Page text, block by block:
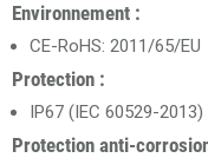
Environnement :
CE-RoHS: 2011/65/EU
Protection :
IP67 (IEC 60529-2013)
Protection anti-